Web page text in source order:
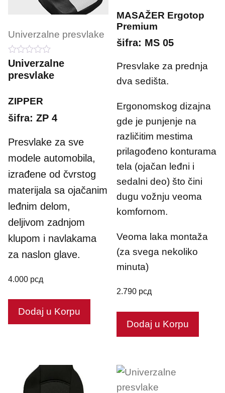
Univerzalne presvlake
0
o
u
f
Univerzalne
presvlake
ZIPPER
šifra: ZP 4
Presvlake za sve
modele automobila,
izrađene od čvrstog
materijala sa ojačanim
leđnim delom,
deljivom zadnjom
klupom i navlakama
za naslon glave.
4.000 рсд
Dodaj u Korpu
o
f
5
MASAŽER Ergotop
Premium
šifra: MS 05
Presvlake za prednja
dva sedišta.
Ergonomskog dizajna
gde je punjenje na
različitim mestima
prilagođeno konturama
tela (ojačan leđni i
sedalni deo) što čini
dugu vožnju veoma
komfornom.
Veoma laka montaža
(za svega nekoliko
minuta)
2.790 рсд
Dodaj u Korpu